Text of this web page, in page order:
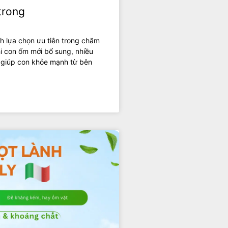
lựa chọn ưu tiên trong chăm
ốm mới bổ sung, nhiều
con khỏe mạnh từ bên